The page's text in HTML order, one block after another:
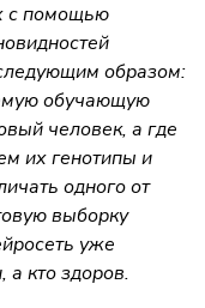
с помощью
образом:
обучающую
человек, а где
их генотипы и
одного от
выборку
уже
а кто здоров.